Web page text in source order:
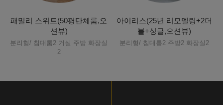
패밀리 스위트(50평단체룸,오
션뷰)
분리형/ 침대룸2 거실 주방 화장실
2
아이리스(25년 리모델링+2더
블+싱글,오션뷰)
분리형/ 침대룸2 주방2 화장실2